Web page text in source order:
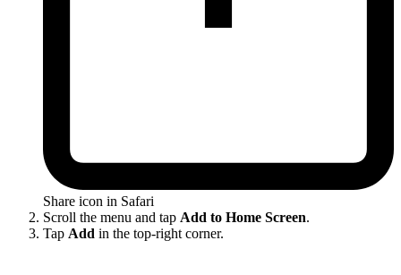
Share icon in Safari
Scroll the menu and tap Add to Home Screen.
Tap Add in the top-right corner.